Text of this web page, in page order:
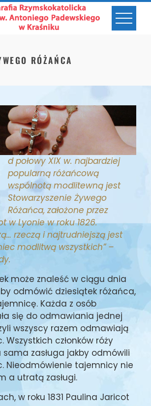
RÓŻAŃCA
d połowy XIX w. najbardziej
popularną różańcową
wspólnotą modlitewną jest
Stowarzyszenie Żywego
Różańca, założone przez
w Lyonie w roku 1826.
rzeczą i najtrudniejszą jest
modlitwą wszystkich” –
może znaleść w ciągu dnia
odmówić dziesiątek różańca,
Każda z osób
się do odmawiania jednej
wszyscy razem odmawiają
Wszystkich członków róży
zasługa jakby odmówili
Nieodmówienie tajemnicy nie
a utratą zasługi.
w roku 1831 Paulina Jaricot